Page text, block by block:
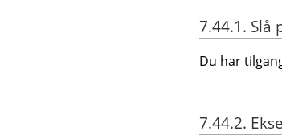
7.44.1. Slå
Du har
7.44.2.